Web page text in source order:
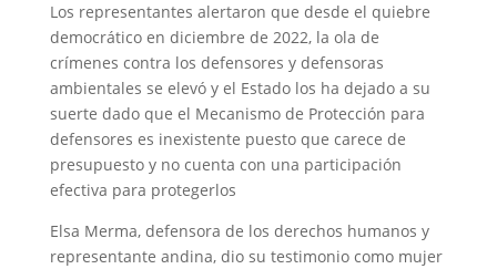
Los representantes alertaron que desde el quiebre
democrático en diciembre de 2022, la ola de
crímenes contra los defensores y defensoras
ambientales se elevó y el Estado los ha dejado a su
suerte dado que el Mecanismo de Protección para
defensores es inexistente puesto que carece de
presupuesto y no cuenta con una participación
efectiva para protegerlos
Elsa Merma, defensora de los derechos humanos y
representante andina, dio su testimonio como mujer